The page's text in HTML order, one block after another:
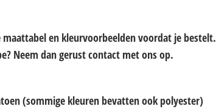
en kleurvoorbeelden voordat je bestelt.
Neem dan gerust contact met ons op.
(sommige kleuren bevatten ook polyester)